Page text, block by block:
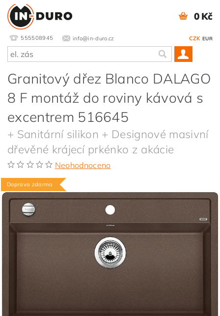
555508945 info@in-duro.cz CZK EUR
0 Kč
Granitový dřez Blanco DALAGO
8 F montáž do roviny kávová s
excentrem 516645
+ Sanitární silikon + Designové masivní
dřevěné krájecí prkénko z akácie
Neohodnoceno
Doprava zdarma